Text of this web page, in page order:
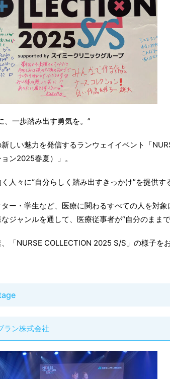
、一歩踏み出す勇気を。”
しい魅力を発信するランウェイイベント「
ン2025春夏）」。
人々に“自分らしく踏み出すきっかけ”を提供す
ー・学生など、医療に関わるすべての人を対
ジャンルを通して、医療従事者が“自分のまま
「NURSE COLLECTION 2025 S/S」の様子を
ラン株式会社